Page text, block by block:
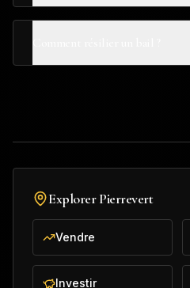
ExplorerPierrevert
Vendre
Investir